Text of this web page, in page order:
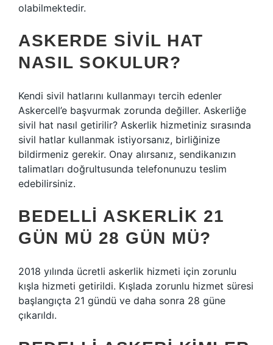
olabilmektedir.
ASKERDE SIVIL HAT
NASIL SOKULUR?
Kendi sivil hatlarını kullanmayı tercih edenler
Askercell’e başvurmak zorunda değiller. Askerliğe
sivil hat nasıl getirilir? Askerlik hizmetiniz sırasında
sivil hatlar kullanmak istiyorsanız, birliğinize
bildirmeniz gerekir. Onay alırsanız, sendikanızın
talimatları doğrultusunda telefonunuzu teslim
edebilirsiniz.
BEDELLI ASKERLIK 21
GÜN MÜ 28 GÜN MÜ?
2018 yılında ücretli askerlik hizmeti için zorunlu
kışla hizmeti getirildi. Kışlada zorunlu hizmet süresi
başlangıçta 21 gündü ve daha sonra 28 güne
çıkarıldı.